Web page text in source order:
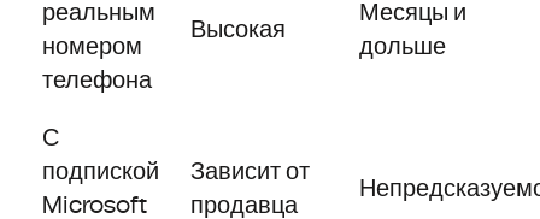
реальным
номером
телефона
Высокая
Месяцы и
дольше
С
подпиской
Microsoft
Зависит от
продавца